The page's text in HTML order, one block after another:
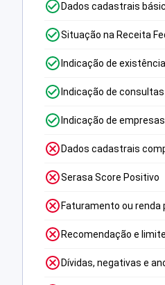
Dados cadastrais
Situação na Receita
Indicação de
Indicação de
Indicação de
Dados cadastrais
Serasa Score Positivo
Faturamento ou renda
Recomendação e
Dívidas, negativas e